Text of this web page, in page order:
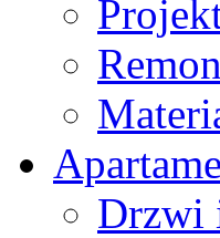
Drzwi